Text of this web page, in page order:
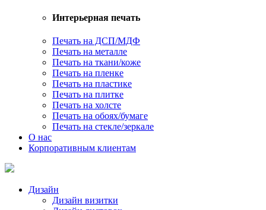
Интерьерная печать
Печать на ДСП/МДФ
Печать на металле
Печать на ткани/коже
Печать на пленке
Печать на пластике
Печать на плитке
Печать на холсте
Печать на обоях/бумаге
Печать на стекле/зеркале
О нас
Корпоративным клиентам
Дизайн
Дизайн визитки